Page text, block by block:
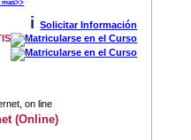
mas>>
i
Solicitar Información
(Online)